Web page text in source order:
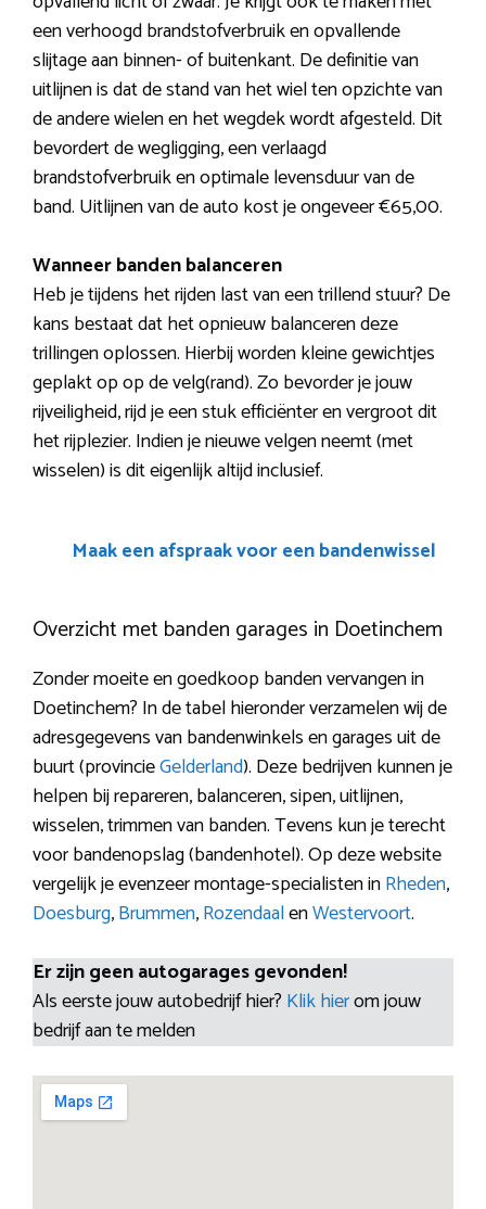
een verhoogd brandstofverbruik en opvallende
slijtage aan binnen- of buitenkant. De definitie van
uitlijnen is dat de stand van het wiel ten opzichte van
de andere wielen en het wegdek wordt afgesteld. Dit
bevordert de wegligging, een verlaagd
brandstofverbruik en optimale levensduur van de
band. Uitlijnen van de auto kost je ongeveer €65,00.
Wanneer banden balanceren
Heb je tijdens het rijden last van een trillend stuur? De
kans bestaat dat het opnieuw balanceren deze
trillingen oplossen. Hierbij worden kleine gewichtjes
geplakt op op de velg(rand). Zo bevorder je jouw
rijveiligheid, rijd je een stuk efficiënter en vergroot dit
het rijplezier. Indien je nieuwe velgen neemt (met
wisselen) is dit eigenlijk altijd inclusief.
Maak een afspraak voor een bandenwissel
Overzicht met banden garages in Doetinchem
Zonder moeite en goedkoop banden vervangen in
Doetinchem? In de tabel hieronder verzamelen wij de
adresgegevens van bandenwinkels en garages uit de
buurt (provincieGelderland). Deze bedrijven kunnen je
helpen bij repareren, balanceren, sipen, uitlijnen,
wisselen, trimmen van banden. Tevens kun je terecht
voor bandenopslag (bandenhotel). Op deze website
vergelijk je evenzeer montage-specialisten inRheden,
Doesburg,Brummen,RozendaalenWestervoort.
Er zijn geen autogarages gevonden!
Als eerste jouw autobedrijf hier? Klik hierom jouw
bedrijf aan te melden